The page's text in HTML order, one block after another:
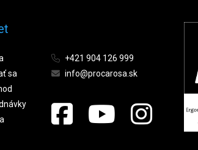
sa
+421 904 126 999
info@procarosa.sk